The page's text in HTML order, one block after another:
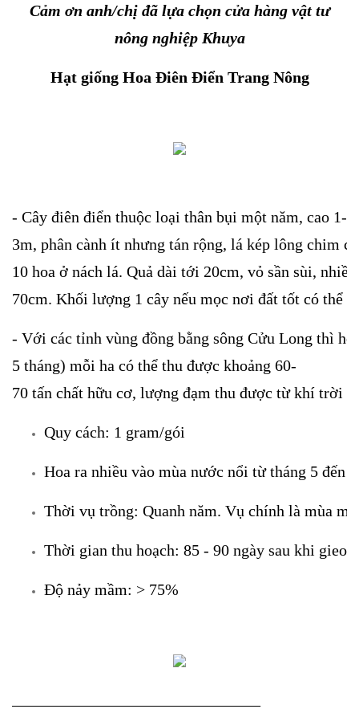
Cảm ơn anh/chị đã lựa chọn cửa hàng vật tư
nông nghiệp Khuya
Hạt giống Hoa Điên Điển Trang Nông
- Cây điên điển thuộc loại thân bụi một năm, cao 1-
3m, phân cành ít nhưng tán rộng, lá kép lông chim
10 hoa ở nách lá. Quả dài tới 20cm, vỏ sần sùi,
70cm. Khối lượng 1 cây nếu mọc nơi đất tốt có thể
- Với các tỉnh vùng đồng bằng sông Cửu Long thì
5 tháng) mỗi ha có thể thu được khoảng 60-
70 tấn chất hữu cơ, lượng đạm thu được từ khí trời
Quy cách: 1 gram/gói
Hoa ra nhiều vào mùa nước nổi từ tháng 5 đến
Thời vụ trồng: Quanh năm. Vụ chính là mùa
Thời gian thu hoạch: 85 - 90 ngày sau khi gieo
Độ nảy mầm: > 75%